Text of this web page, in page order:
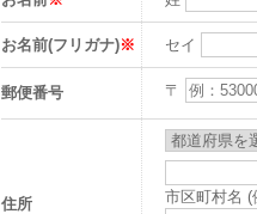
お名前(フリガナ)※ セイ
郵便番号 〒
住所 市区町村名 (